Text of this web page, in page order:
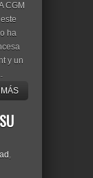
CGM
ha
y un
,